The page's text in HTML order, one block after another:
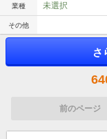
業種 未選択
その他
さ
前のページ